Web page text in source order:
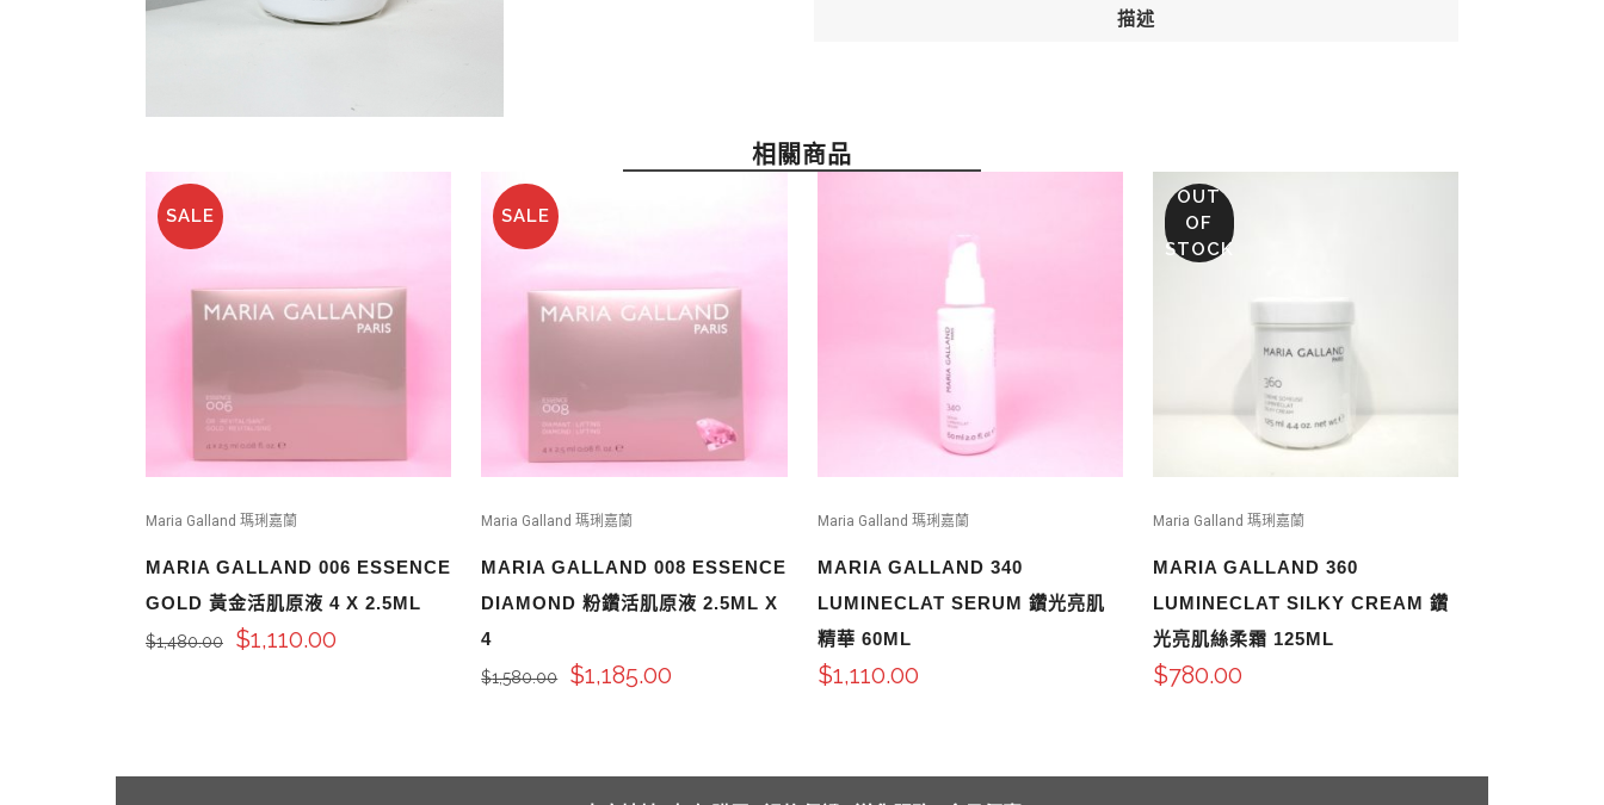
描述
相關商品
SALE
Maria Galland 瑪琍嘉蘭
MARIA GALLAND 006 ESSENCE
GOLD 黃金活肌原液 4 X 2.5ML
$1,480.00 $1,110.00
SALE
Maria Galland 瑪琍嘉蘭
MARIA GALLAND 008 ESSENCE
DIAMOND 粉鑽活肌原液 2.5ML X
4
$1,580.00 $1,185.00
Maria Galland 瑪琍嘉蘭
MARIA GALLAND 340
LUMINECLAT SERUM 鑽光亮肌
精華 60ML
$1,110.00
OUT
OF
STOCK
Maria Galland 瑪琍嘉蘭
MARIA GALLAND 360
LUMINECLAT SILKY CREAM 鑽
光亮肌絲柔霜 125ML
$780.00